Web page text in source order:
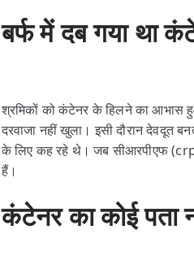
बर्फ में दब गया था
श्रमिकों को कंटेनर के हिलने का आभास
दरवाजा नहीं खुला। इसी दौरान देवदूत
के लिए कह रहे थे। जब सीआरपीएफ
हैं।
कंटेनर का कोई पता